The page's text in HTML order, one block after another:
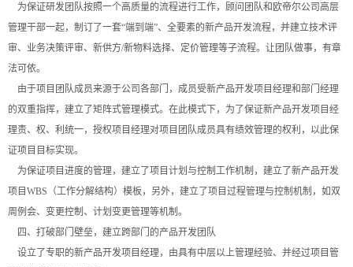
为保证研发团队按照一个高质量的流程进行工作，顾问团队和欧帝尔公司高层
管理干部一起，制订了一套“端到端”、全要素的新产品开发流程，并建立技术评
审、业务决策评审、新供方/新物料选择、定价管理等子流程。让团队做事，有章
法可依。
由于项目团队成员来源于公司各部门，成员受新产品开发项目经理和部门经理
的双重指挥，建立了矩阵式管理模式。在此模式下，为了保证新产品开发项目经
理责、权、利统一，授权项目经理对项目团队成员具有绩效管理的权利，以此保
证项目目标实现。
为保证项目进度的管理，建立了项目计划与控制工作机制，建立了新产品开发
项目WBS（工作分解结构）模板，另外，建立了项目过程管理与控制机制，如双
周例会、变更控制、计划变更管理等机制。
四、打破部门壁垒，建立跨部门的产品开发团队
设立了专职的新产品开发项目经理，由具有中层以上管理经验、并经过项目管